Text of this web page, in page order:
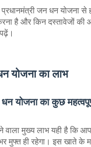
जन धन योजना से
है और किन दस्तावेजों की
योजना का लाभ
योजना का कुछ
वाला मुख्य लाभ यही है कि
मुफ्त ही रहेगा। इस खाते के